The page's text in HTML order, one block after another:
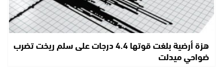
هزة أرضية بلغت قوتها 4.4 درجات على سلم ريخت تضرب
ضواحي ميدلت